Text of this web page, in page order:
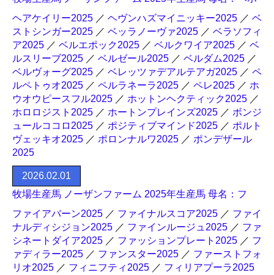
ヘアケイリー2025 ／ ヘヴンハズマイニッキー2025 ／ ベ
ストシンガー2025 ／ ベッラノーヴァ2025 ／ ベラソフィ
ア2025 ／ ベルエポック2025 ／ ベルクワイア2025 ／ ベ
ルスリーブ2025 ／ ベルゼール2025 ／ ベルダム2025 ／
ベルヴォーグ2025 ／ ベレッツァデアルテアガ2025 ／ ペ
ルペトゥオ2025 ／ ペルラネーラ2025 ／ ペレ2025 ／ ホ
ウオウピースフル2025 ／ ホットンヘクティック2025 ／
ホロロジスト2025 ／ ホートンプレインズ2025 ／ ボンジ
ュールココロ2025 ／ ポジティブマインド2025 ／ ポルト
ヴェッキオ2025 ／ ポロンナルワ2025 ／ ポンデザール
2025
2026.02.01
牧場生産馬 ノーザンファーム 2025年生産馬 母名：フ
ファイアバーン2025 ／ ファイナルスコア2025 ／ ファイ
ナルディシジョン2025 ／ ファインルージュ2025 ／ ファ
シネートダイア2025 ／ ファッションプレート2025 ／ フ
ァディラー2025 ／ ファンスター2025 ／ ファーストフォ
リオ2025 ／ フィニフティ2025 ／ フィリアプーラ2025